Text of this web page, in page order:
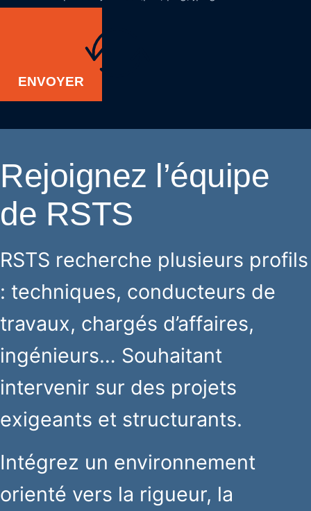
ENVOYER
Rejoignez l’équipe
de RSTS
RSTS recherche plusieurs profils
: techniques, conducteurs de
travaux, chargés d’affaires,
ingénieurs… Souhaitant
intervenir sur des projets
exigeants et structurants.
Intégrez un environnement
orienté vers la rigueur, la